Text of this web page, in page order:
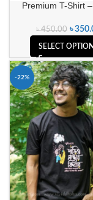
Premium T-Shirt –
৳450.00 ৳
SELECT
-22%